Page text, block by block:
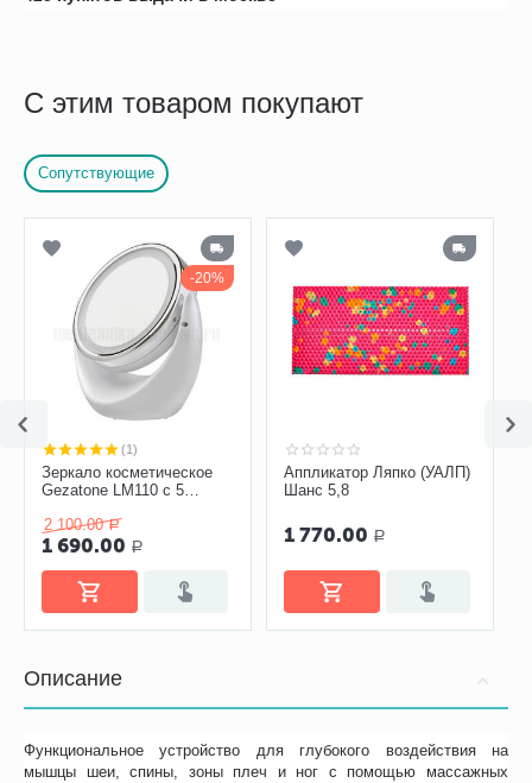
С этим товаром покупают
Сопутствующие
20%
(1)
Зеркало косметическое
Gezatone LM110 с 5
подсветкой
2 100.00 Р
1 690.00 Р
Аппликатор Ляпко (УАЛП)
Шанс 5,8
1 770.00 Р
Описание
Функциональное устройство для глубокого воздействия на
мышцы шеи, спины, зоны плеч и ног с помощью массажных